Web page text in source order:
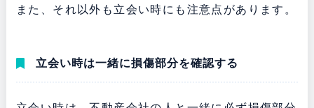
また、それ以外も立会い時にも注意点があります。
立会い時は一緒に損傷部分を確認する